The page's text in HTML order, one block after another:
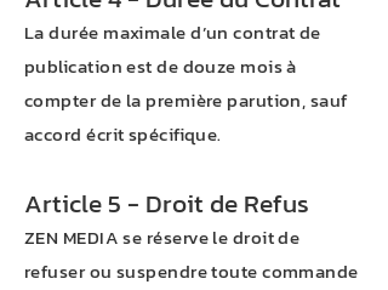
La durée maximale d’un contrat de
publication est de douze mois à
compter de la première parution, sauf
accord écrit spécifique.
Article 5 - Droit de Refus
ZEN MEDIA se réserve le droit de
refuser ou suspendre toute commande